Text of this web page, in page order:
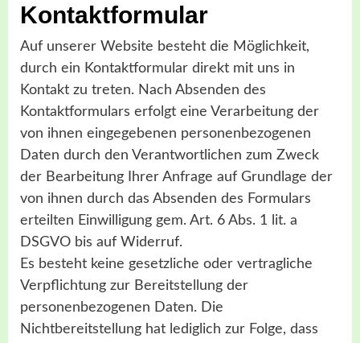
Kontaktformular
Auf unserer Website besteht die Möglichkeit,
durch ein Kontaktformular direkt mit uns in
Kontakt zu treten. Nach Absenden des
Kontaktformulars erfolgt eine Verarbeitung der
von ihnen eingegebenen personenbezogenen
Daten durch den Verantwortlichen zum Zweck
der Bearbeitung Ihrer Anfrage auf Grundlage der
von ihnen durch das Absenden des Formulars
erteilten Einwilligung gem. Art. 6 Abs. 1 lit. a
DSGVO bis auf Widerruf.
Es besteht keine gesetzliche oder vertragliche
Verpflichtung zur Bereitstellung der
personenbezogenen Daten. Die
Nichtbereitstellung hat lediglich zur Folge, dass